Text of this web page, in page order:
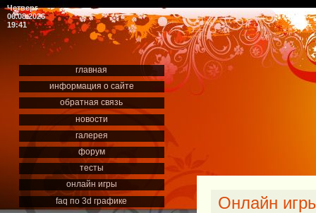
Четверг
06.08.2026
19:41
главная
информация о сайте
обратная связь
новости
галерея
форум
тесты
онлайн игры
faq по 3d графике
Онлайн